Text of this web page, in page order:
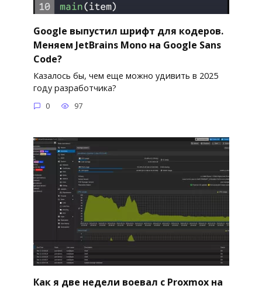
Google выпустил шрифт для кодеров.
Меняем JetBrains Mono на Google Sans
Code?
Казалось бы, чем еще можно удивить в 2025
году разработчика?
0 97
Как я две недели воевал с Proxmox на